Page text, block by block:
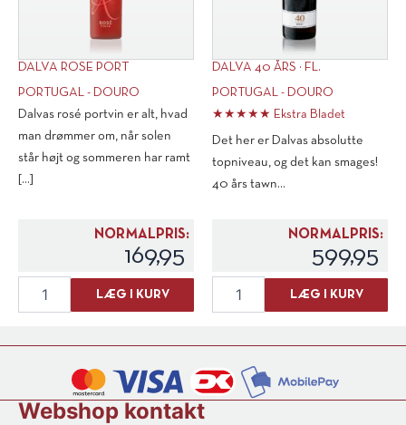
DALVA ROSE PORT
PORTUGAL - DOURO
Dalvas rosé portvin er alt, hvad
man drømmer om, når solen
står højt og sommeren har ramt
[...]
NORMALPRIS:
169,95
Rose
LÆG I KURV
DALVA 40 ÅRS ½ FL.
PORTUGAL - DOURO
★★★★★ Ekstra Bladet
Det her er Dalvas absolutte
topniveau, og det kan smages!
40 års tawn...
NORMALPRIS:
599,95
antal
LÆG I KURV
Webshop kontakt